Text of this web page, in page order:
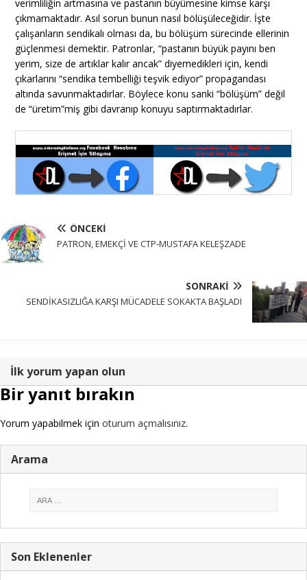
verimliliğin artmasına ve pastanın büyümesine kimse karşı
çıkmamaktadır. Asıl sorun bunun nasıl bölüşüleceğidir. İşte
çalışanların sendikalı olması da, bu bölüşüm sürecinde ellerinin
güçlenmesi demektir. Patronlar, “pastanın büyük payını ben
yerim, size de artıklar kalır ancak” diyemedikleri için, kendi
çıkarlarını “sendika tembelliği teşvik ediyor” propagandası
altında savunmaktadırlar. Böylece konu sanki “bölüşüm” değil
de “üretim”miş gibi davranıp konuyu saptırmaktadırlar.
ÖNCEKI
PATRON, EMEKÇİ VE CTP-MUSTAFA KELEŞZADE
SONRAKI
SENDİKASIZLIĞA KARŞI MÜCADELE SOKAKTA BAŞLADI
İlk yorum yapan olun
Bir yanıt bırakın
Yorum yapabilmek için oturum açmalısınız.
Arama
Son Eklenenler